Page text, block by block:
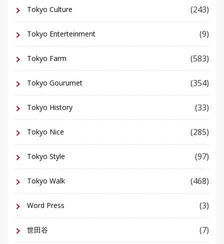
Tokyo Culture (243)
Tokyo Enterteinment (9)
Tokyo Farm (583)
Tokyo Gourumet (354)
Tokyo History (33)
Tokyo Nice (285)
Tokyo Style (97)
Tokyo Walk (468)
Word Press (3)
世田谷 (7)